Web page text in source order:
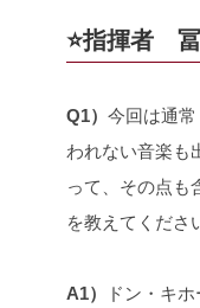
⭐️指揮者
Q1） 今回は通
われない音楽も
って、その点も
を教えてくださ
A1）
ドン・キ